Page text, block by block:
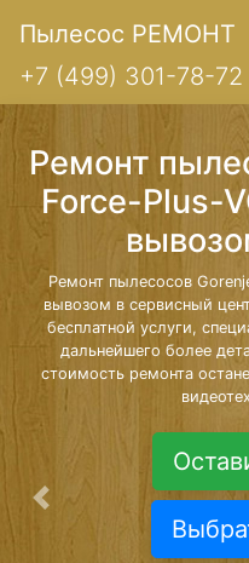
Пылесос РЕМОНТ
+7 (499) 301-78-72
Ремонт
Force-Plus-
Ремонт пылесосов
вывозом в сервисный
бесплатной услуги,
дальнейшего более
стоимость ремонта
Предыдущая